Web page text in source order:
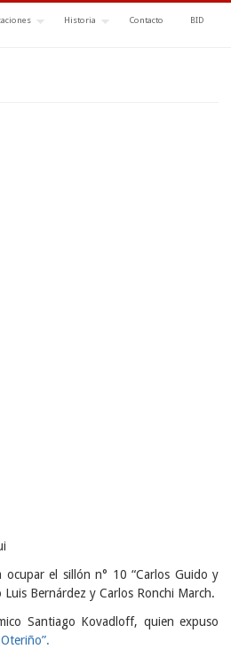
Historia Contacto BID
el sillón n° 10 “Carlos Guido y
Bernárdez y Carlos Ronchi March.
Santiago Kovadloff, quien expuso